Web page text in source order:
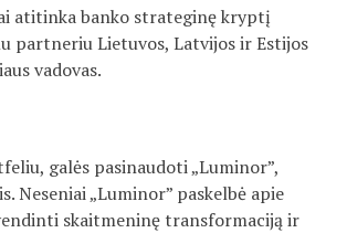
atitinka banko strateginę kryptį
partneriu Lietuvos, Latvijos ir Estijos
vadovas.
galės pasinaudoti „Luminor”,
„Luminor” paskelbė apie
skaitmeninę transformaciją ir